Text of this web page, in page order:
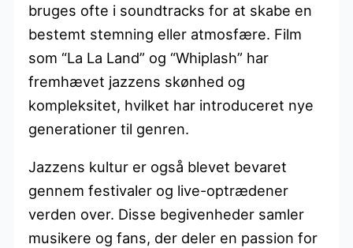
bruges ofte i soundtracks for at skabe en
bestemt stemning eller atmosfære. Film
som “La La Land” og “Whiplash” har
fremhævet jazzens skønhed og
kompleksitet, hvilket har introduceret nye
generationer til genren.
Jazzens kultur er også blevet bevaret
gennem festivaler og live-optrædener
verden over. Disse begivenheder samler
musikere og fans, der deler en passion for